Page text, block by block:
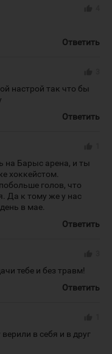
Ответить
настрой так что бы
Ответить
на Барыс арена, и ты
хоккейстом.
голов, что
Да к тому же у нас
в мае.
Ответить
тебе и без травм!
Ответить
в себя и в друг